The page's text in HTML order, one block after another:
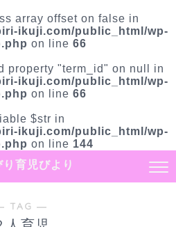
array offset on false in
ikuji.com/public_html/wp-
on line 66
property "term_id" on null in
ikuji.com/public_html/wp-
on line 66
$str in
ikuji.com/public_html/wp-
on line 144
育児びより
TAG ―